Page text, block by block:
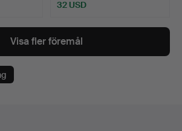
32 USD
Visa fler föremål